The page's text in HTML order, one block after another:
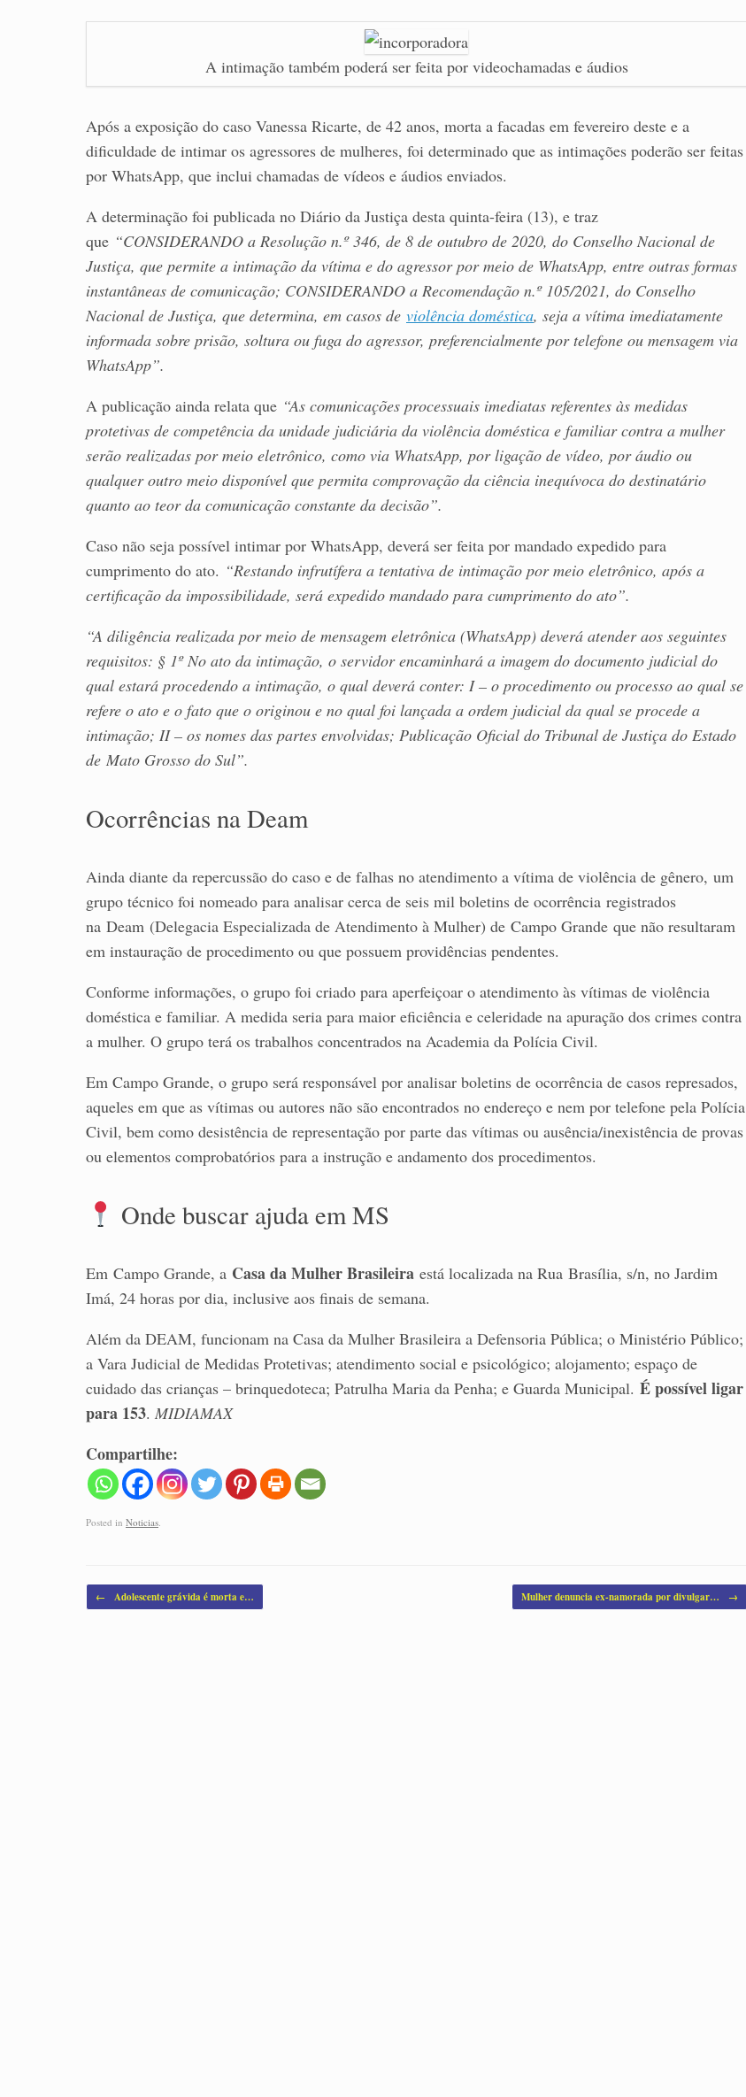
A intimação também poderá ser feita por videochamadas e áudios
Após a exposição do caso Vanessa Ricarte, de 42 anos, morta a facadas em fevereiro deste e a
dificuldade de intimar os agressores de mulheres, foi determinado que as intimações poderão ser feitas
por WhatsApp, que inclui chamadas de vídeos e áudios enviados.
A determinação foi publicada no Diário da Justiça desta quinta-feira (13), e traz
que “CONSIDERANDO a Resolução n.º 346, de 8 de outubro de 2020, do Conselho Nacional de
Justiça, que permite a intimação da vítima e do agressor por meio de WhatsApp, entre outras formas
instantâneas de comunicação; CONSIDERANDO a Recomendação n.º 105/2021, do Conselho
Nacional de Justiça, que determina, em casos de violência doméstica, seja a vítima imediatamente
informada sobre prisão, soltura ou fuga do agressor, preferencialmente por telefone ou mensagem via
WhatsApp”.
A publicação ainda relata que “As comunicações processuais imediatas referentes às medidas
protetivas de competência da unidade judiciária da violência doméstica e familiar contra a mulher
serão realizadas por meio eletrônico, como via WhatsApp, por ligação de vídeo, por áudio ou
qualquer outro meio disponível que permita comprovação da ciência inequívoca do destinatário
quanto ao teor da comunicação constante da decisão”.
Caso não seja possível intimar por WhatsApp, deverá ser feita por mandado expedido para
cumprimento do ato. “Restando infrutífera a tentativa de intimação por meio eletrônico, após a
certificação da impossibilidade, será expedido mandado para cumprimento do ato”.
“A diligência realizada por meio de mensagem eletrônica (WhatsApp) deverá atender aos seguintes
requisitos: § 1º No ato da intimação, o servidor encaminhará a imagem do documento judicial do
qual estará procedendo a intimação, o qual deverá conter: I – o procedimento ou processo ao qual se
refere o ato e o fato que o originou e no qual foi lançada a ordem judicial da qual se procede a
intimação; II – os nomes das partes envolvidas; Publicação Oficial do Tribunal de Justiça do Estado
de Mato Grosso do Sul”.
Ocorrências na Deam
Ainda diante da repercussão do caso e de falhas no atendimento a vítima de violência de gênero, um
grupo técnico foi nomeado para analisar cerca de seis mil boletins de ocorrência registrados
na Deam (Delegacia Especializada de Atendimento à Mulher) de Campo Grande que não resultaram
em instauração de procedimento ou que possuem providências pendentes.
Conforme informações, o grupo foi criado para aperfeiçoar o atendimento às vítimas de violência
doméstica e familiar. A medida seria para maior eficiência e celeridade na apuração dos crimes contra
a mulher. O grupo terá os trabalhos concentrados na Academia da Polícia Civil.
Em Campo Grande, o grupo será responsável por analisar boletins de ocorrência de casos represados,
aqueles em que as vítimas ou autores não são encontrados no endereço e nem por telefone pela Polícia
Civil, bem como desistência de representação por parte das vítimas ou ausência/inexistência de provas
ou elementos comprobatórios para a instrução e andamento dos procedimentos.
Onde buscar ajuda em MS
Em Campo Grande, a Casa da Mulher Brasileira está localizada na Rua Brasília, s/n, no Jardim
Imá, 24 horas por dia, inclusive aos finais de semana.
Além da DEAM, funcionam na Casa da Mulher Brasileira a Defensoria Pública; o Ministério Público;
a Vara Judicial de Medidas Protetivas; atendimento social e psicológico; alojamento; espaço de
cuidado das crianças – brinquedoteca; Patrulha Maria da Penha; e Guarda Municipal. É possível ligar
para 153. MIDIAMAX
Compartilhe:
Posted in Noticias.
Post navigation
← Adolescente grávida é morta e… Mulher denuncia ex-namorada por divulgar… →